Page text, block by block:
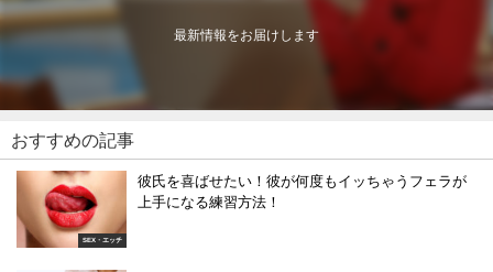
最新情報をお届けします
おすすめの記事
SEX・エッチ
彼氏を喜ばせたい！彼が何度もイッちゃうフェラが
上手になる練習方法！